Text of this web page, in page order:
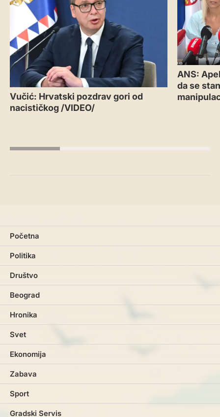
Vučić: Hrvatski pozdrav gori od
nacističkog /VIDEO/
ANS:
da se
Početna
Politika
Društvo
Beograd
Hronika
Svet
Ekonomija
Zabava
Sport
Gradski Servis